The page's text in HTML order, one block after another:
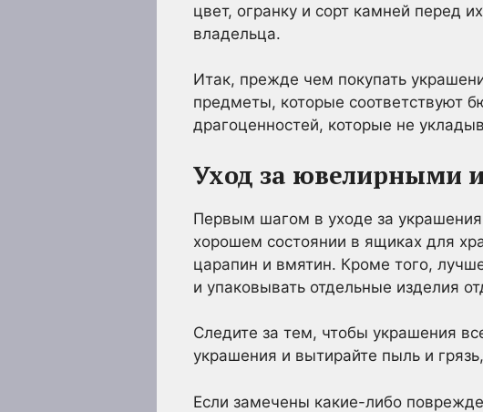
цвет, огранку и сорт камней перед
владельца.
Итак, прежде чем покупать
предметы, которые соответствуют
драгоценностей, которые не
Уход за ювелирными
Первым шагом в уходе за
хорошем состоянии в ящиках для
царапин и вмятин. Кроме того,
и упаковывать отдельные изделия
Следите за тем, чтобы украшения
украшения и вытирайте пыль и
Если замечены какие-либо